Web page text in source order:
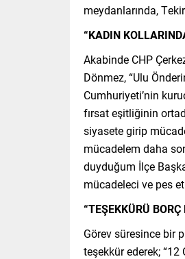
meydanlarında,
“KADIN
Akabinde CHP
Dönmez, “Ulu
Cumhuriyeti’nin
fırsat eşitliğinin
siyasete girip
mücadelem daha
duyduğum İlçe
mücadeleci ve pes
“TEŞEKKÜRÜ
Görev süresince bir
teşekkür ederek;